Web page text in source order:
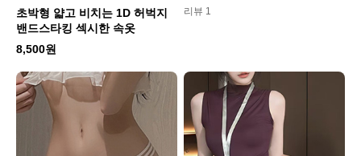
초박형 얇고 비치는 1D 허벅지
밴드스타킹 섹시한 속옷
8,500원
리뷰 1